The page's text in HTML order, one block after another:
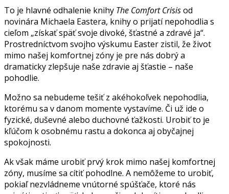
To je hlavné odhalenie knihy The Comfort Crisisod
novinára Michaela Eastera, knihy o prijatí nepohodlia s
cieľom „získať späť svoje divoké, šťastné a zdravé ja“.
Prostredníctvom svojho výskumu Easter zistil, že život
mimo našej komfortnej zóny je pre nás dobrý a
dramaticky zlepšuje naše zdravie aj šťastie – naše
pohodlie.
Možno sa nebudeme tešiť z akéhokoľvek nepohodlia,
ktorému sa v danom momente vystavíme. Či už ide o
fyzické, duševné alebo duchovné ťažkosti. Urobiť to je
kľúčom k osobnému rastu a dokonca aj obyčajnej
spokojnosti.
Ak však máme urobiť prvý krok mimo našej komfortnej
zóny, musíme sa cítiť pohodlne. A nemôžeme to urobiť,
pokiaľ nezvládneme vnútorné spúšťače, ktoré nás